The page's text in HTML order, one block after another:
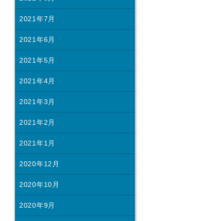
2021年7月
2021年6月
2021年5月
2021年4月
2021年3月
2021年2月
2021年1月
2020年12月
2020年10月
2020年9月